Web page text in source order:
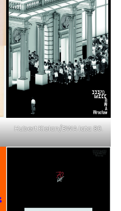
Hubert Kielan/BWA lata 80.